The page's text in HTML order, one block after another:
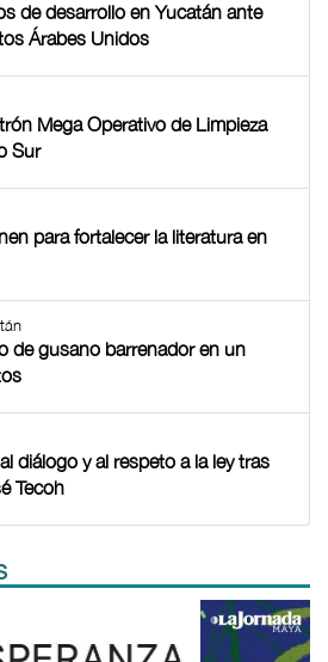
de desarrollo en Yucatán ante
Árabes Unidos
Mega Operativo de Limpieza
Sur
para fortalecer la literatura en
de gusano barrenador en un
diálogo y al respeto a la ley tras
Tecoh